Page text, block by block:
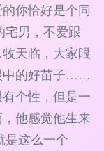
你恰好是个同
宅男，不爱跟
天临，大家眼
中的好苗子……
个性，但是一
他感觉他生来
是这么一个